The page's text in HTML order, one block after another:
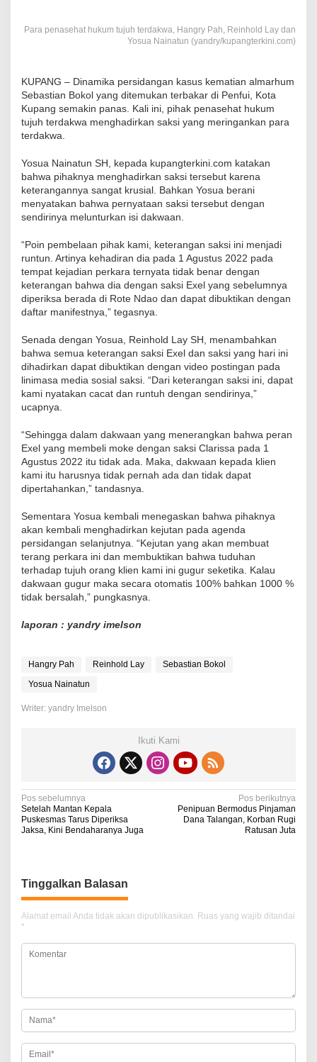
Para penasehat hukum tujuh terdakwa, Hangry Pah, Reinhold Lay dan
Yosua Nainatun (yandry/kupangterkini.com)
KUPANG – Dinamika persidangan kasus kematian almarhum
Sebastian Bokol yang ditemukan terbakar di Penfui, Kota
Kupang semakin panas. Kali ini, pihak penasehat hukum
tujuh terdakwa menghadirkan saksi yang meringankan para
terdakwa.
Yosua Nainatun SH, kepada kupangterkini.com katakan
bahwa pihaknya menghadirkan saksi tersebut karena
keterangannya sangat krusial. Bahkan Yosua berani
menyatakan bahwa pernyataan saksi tersebut dengan
sendirinya melunturkan isi dakwaan.
“Poin pembelaan pihak kami, keterangan saksi ini menjadi
runtun. Artinya kehadiran dia pada 1 Agustus 2022 pada
tempat kejadian perkara ternyata tidak benar dengan
keterangan bahwa dia dengan saksi Exel yang sebelumnya
diperiksa berada di Rote Ndao dan dapat dibuktikan dengan
daftar manifestnya,” tegasnya.
Senada dengan Yosua, Reinhold Lay SH, menambahkan
bahwa semua keterangan saksi Exel dan saksi yang hari ini
dihadirkan dapat dibuktikan dengan video postingan pada
linimasa media sosial saksi. “Dari keterangan saksi ini, dapat
kami nyatakan cacat dan runtuh dengan sendirinya,”
ucapnya.
“Sehingga dalam dakwaan yang menerangkan bahwa peran
Exel yang membeli moke dengan saksi Clarissa pada 1
Agustus 2022 itu tidak ada. Maka, dakwaan kepada klien
kami itu harusnya tidak pernah ada dan tidak dapat
dipertahankan,” tandasnya.
Sementara Yosua kembali menegaskan bahwa pihaknya
akan kembali menghadirkan kejutan pada agenda
persidangan selanjutnya. “Kejutan yang akan membuat
terang perkara ini dan membuktikan bahwa tuduhan
terhadap tujuh orang klien kami ini gugur seketika. Kalau
dakwaan gugur maka secara otomatis 100% bahkan 1000 %
tidak bersalah,” pungkasnya.
laporan : yandry imelson
Hangry Pah Reinhold Lay
Sebastian Bokol
Yosua Nainatun
Writer: yandry Imelson
Ikuti Kami
N
a
g
a
s
i
p
s
Pos sebelumnya
Setelah Mantan Kepala
Puskesmas Tarus Diperiksa
Jaksa, Kini Bendaharanya Juga
Pos berikutnya
Penipuan Bermodus Pinjaman
Dana Talangan, Korban Rugi
Ratusan Juta
Tinggalkan Balasan
Alamat email Anda tidak akan dipublikasikan. Ruas yang wajib ditandai
*